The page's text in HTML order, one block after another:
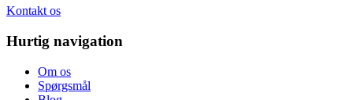
Kontakt os
Hurtig navigation
Om os
Spørgsmål